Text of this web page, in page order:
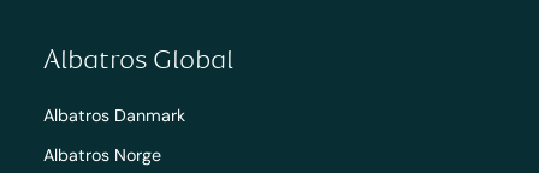
Albatros Global
Albatros Danmark
Albatros Norge